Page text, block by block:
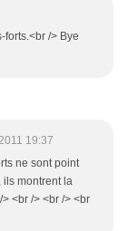
forts.<br /> Bye
19:37
ne sont point
ils montrent la
<br /> <br /> <br